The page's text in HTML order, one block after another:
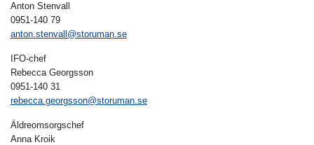
Anton Stenvall
0951-140 79
anton.stenvall@storuman.se
IFO-chef
Rebecca Georgsson
0951-140 31
rebecca.georgsson@storuman.se
Äldreomsorgschef
Anna Kroik